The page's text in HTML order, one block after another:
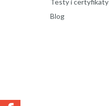
Testy i certyfikaty
Blog